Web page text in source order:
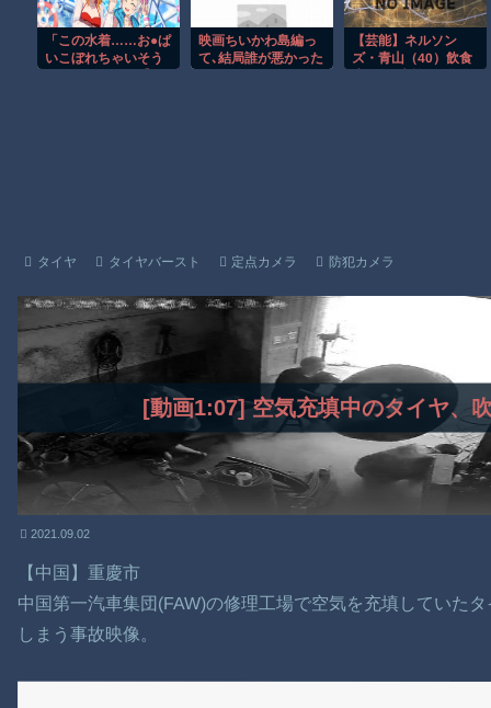
【謎】広島県が頑なに「はだしのゲンコラボ喫茶」をやらない理
ヒロインが死ぬアニメって四月は君の嘘くらいしかないような
「この水着……お●ぱ
いこぼれちゃいそう
映画ちいかわ島編っ
て､結局誰が悪かった
【芸能】ネルソン
ズ・青山（40）飲食
タイヤ タイヤバースト 定点カメラ 防犯カメラ
[動画1:07] 空気充填中のタイヤ、
2021.09.02
【中国】重慶市
中国第一汽車集団(FAW)の修理工場で空気を充填していた
しまう事故映像。